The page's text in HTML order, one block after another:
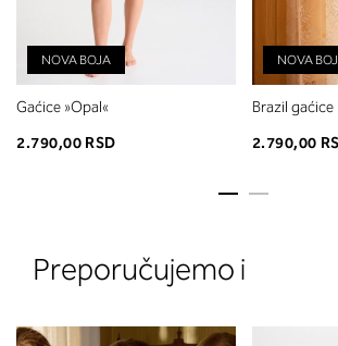
NOVA BOJA
Gaćice »Opal«
2.790,00 RSD
NOVA
Brazil gaćice
2.790,00
Preporučujemo i